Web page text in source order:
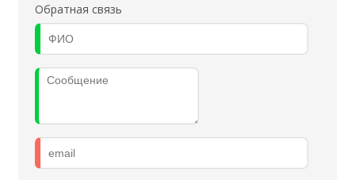
Обратная связь